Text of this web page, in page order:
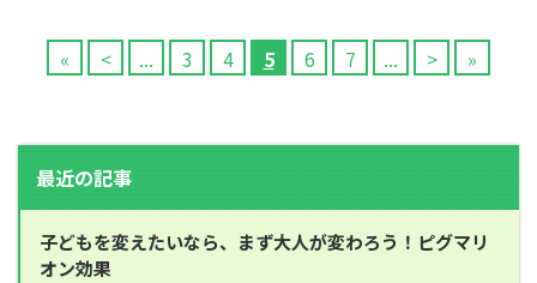
« < ... 3 4 5 6 7 ... > »
最近の記事
子どもを変えたいなら、まず大人が変わろう！ピグマリ
オン効果